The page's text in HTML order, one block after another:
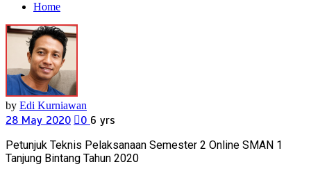
Home
by Edi Kurniawan
28 May 2020 0 6 yrs
Petunjuk Teknis Pelaksanaan Semester 2 Online SMAN 1
Tanjung Bintang Tahun 2020